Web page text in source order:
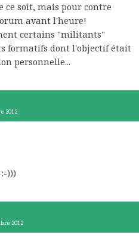
ce soit, mais pour contre
avant l'heure!
certains "militants"
formatifs dont l'objectif était
personnelle...
2012
)))
2012